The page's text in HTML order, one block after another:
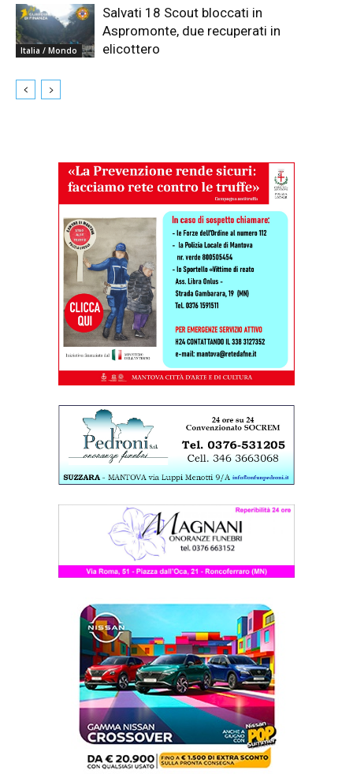
Italia / Mondo
Salvati 18 Scout bloccati in
Aspromonte, due recuperati in
elicottero